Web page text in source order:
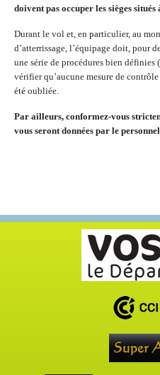
doivent pas occuper les sièges situés
Durant le vol et, en particulier, au
d’atterrissage, l’équipage doit, pour
une série de procédures bien
vérifier qu’aucune mesure de
été oubliée.
Par ailleurs, conformez-vous
vous seront données par le